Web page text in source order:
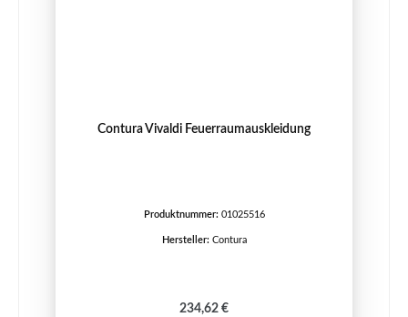
Contura Vivaldi Feuerraumauskleidung
Produktnummer: 01025516
Hersteller: Contura
Regulärer Preis:
234,62 €